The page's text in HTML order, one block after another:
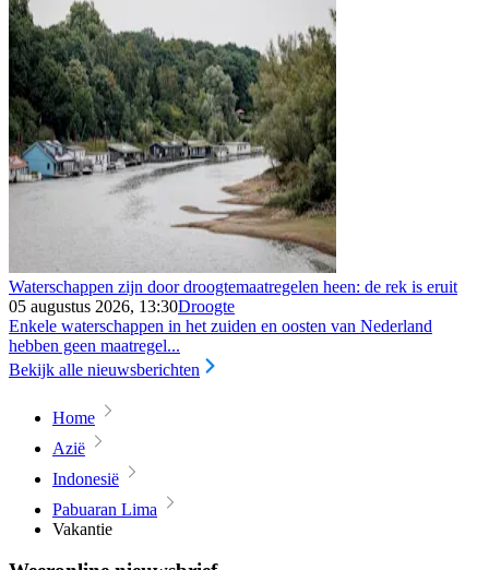
Waterschappen zijn door droogtemaatregelen heen: de rek is eruit
05 augustus 2026, 13:30Droogte
Enkele waterschappen in het zuiden en oosten van Nederland
hebben geen maatregel...
Bekijk alle nieuwsberichten
Home
Azië
Indonesië
Pabuaran Lima
Vakantie